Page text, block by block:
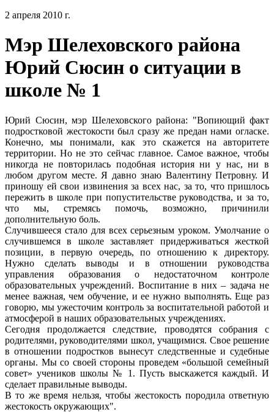
2 апреля 2010 г.
Мэр Шелеховского района
Юрий Сюсин о ситуации в
школе № 1
Юрий Сюсин, мэр Шелеховского района: "Вопиющий факт
подростковой жестокости был сразу же предан нами огласке.
Конечно, мы понимали, как это скажется на авторитете
территории. Но не это сейчас главное. Самое важное, чтобы
никогда не повторилась подобная история ни у нас, ни в
любом другом месте. Я давно знаю Валентину Петровну. И
приношу ей свои извинения за всех нас, за то, что пришлось
пережить в школе при попустительстве руководства, и за то,
что мы, стремясь помочь, возможно, причинили
дополнительную боль.
Случившееся стало для всех серьезным уроком. Умолчание о
случившемся в школе заставляет придерживаться жесткой
позиции, в первую очередь, по отношению к директору.
Нужно сделать выводы и в отношении руководства
управления образования о недостаточном контроле
образовательных учреждений. Воспитание в них – задача не
менее важная, чем обучение, и ее нужно выполнять. Еще раз
говорю, мы ужесточим контроль за воспитательной работой и
атмосферой в наших образовательных учреждениях.
Сегодня продолжается следствие, проводятся собрания с
родителями, руководителями школ, учащимися. Свое решение
в отношении подростков вынесут следственные и судебные
органы. Мы со своей стороны проведем «большой семейный
совет» учеников школы № 1. Пусть выскажется каждый. И
сделает правильные выводы.
В то же время нельзя, чтобы жестокость породила ответную
жестокость окружающих".